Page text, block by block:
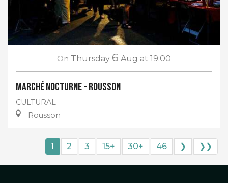
On Thursday 6 Aug at 19:00
Marché nocturne - Rousson
CULTURAL
Rousson
1 2 3 15+ 30+ 46 ❯ ❯❯